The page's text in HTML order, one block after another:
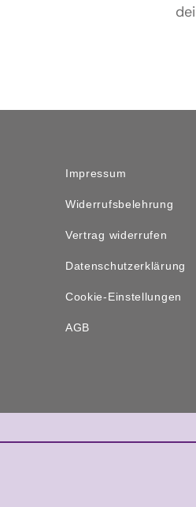
Impressum
Widerrufsbelehrung
Vertrag widerrufen
Datenschutzerklärung
Cookie-Einstellungen
AGB